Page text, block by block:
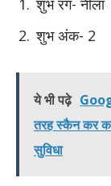
शुभ रंग- नीला
शुभ अंक- 2
ये भी पढ़े
तरह स्कैन कर
सुविधा